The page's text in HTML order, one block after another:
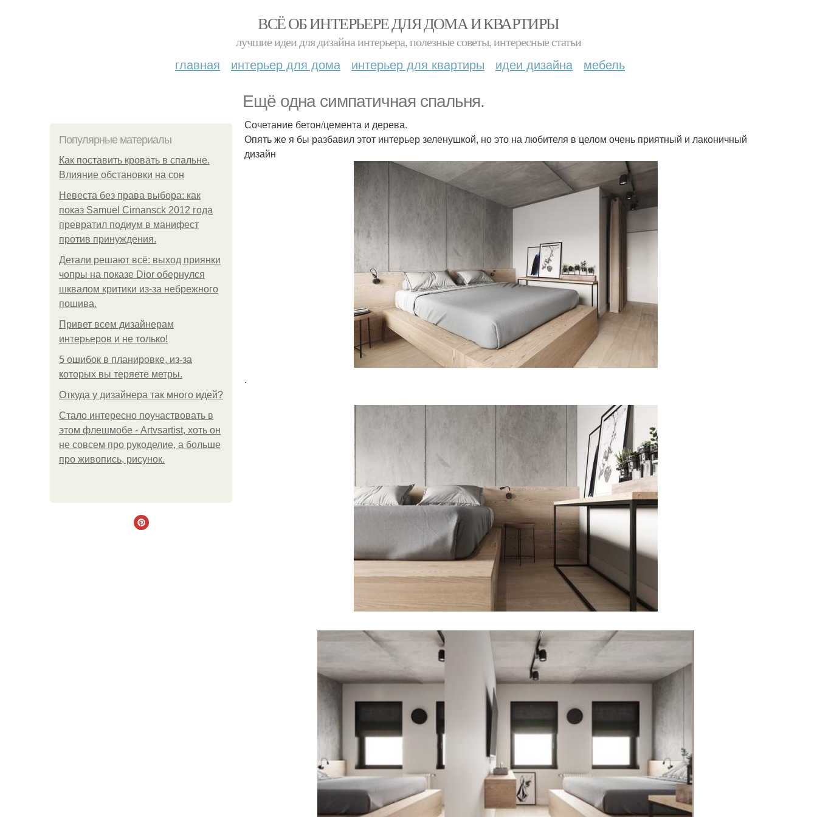
ВСЁ ОБ ИНТЕРЬЕРЕ ДЛЯ ДОМА И КВАРТИРЫ
лучшие идеи для дизайна интерьера, полезные советы, интересные статьи
главная интерьер для дома интерьер для квартиры идеи дизайна мебель
Ещё одна симпатичная спальня.
Популярные материалы
Как поставить кровать в спальне.
Влияние обстановки на сон
Невеста без права выбора: как
показ Samuel Cirnansck 2012 года
превратил подиум в манифест
против принуждения.
Детали решают всё: выход приянки
чопры на показе Dior обернулся
шквалом критики из-за небрежного
пошива.
Привет всем дизайнерам
интерьеров и не только!
5 ошибок в планировке, из-за
которых вы теряете метры.
Откуда у дизайнера так много идей?
Стало интересно поучаствовать в
этом флешмобе - Artvsartist, хоть он
не совсем про рукоделие, а больше
про живопись, рисунок.
Сочетание бетон/цемента и дерева.
Опять же я бы разбавил этот интерьер зеленушкой, но это на любителя в целом очень приятный и лаконичный
дизайн
.